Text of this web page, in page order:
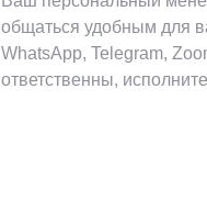
общаться удобным для
WhatsApp, Telegram,
ответственны,